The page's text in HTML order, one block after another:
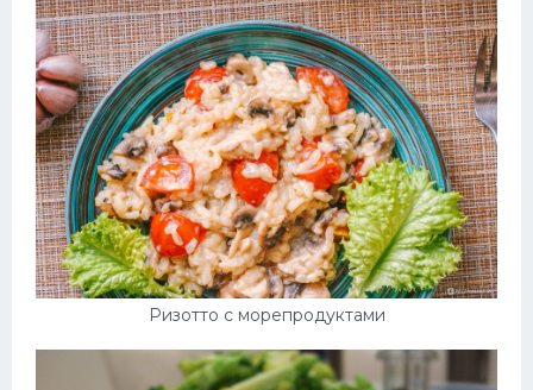
Ризотто с морепродуктами